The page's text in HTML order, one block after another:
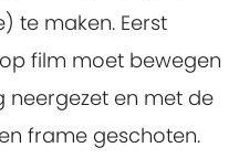
te maken. Eerst
film moet bewegen
neergezet en met de
frame geschoten.